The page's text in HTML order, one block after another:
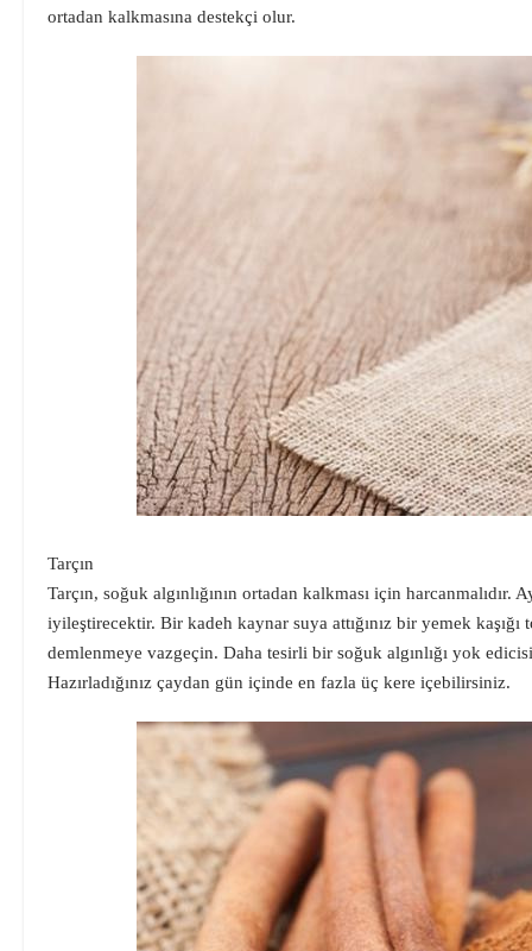
ortadan kalkmasına destekçi olur.
Tarçın
Tarçın, soğuk algınlığının ortadan kalkması için
iyileştirecektir. Bir kadeh kaynar suya attığınız bir yemek
demlenmeye vazgeçin. Daha tesirli bir soğuk algınlığı yok
Hazırladığınız çaydan gün içinde en fazla üç kere içebilirsiniz.